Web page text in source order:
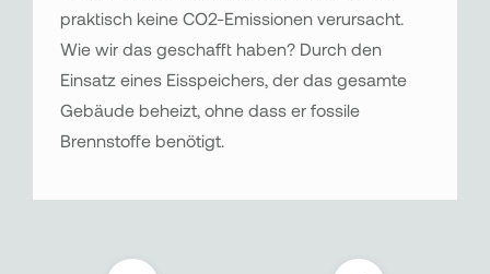
praktisch keine CO2-Emissionen verursacht.
Wie wir das geschafft haben? Durch den
Einsatz eines Eisspeichers, der das gesamte
Gebäude beheizt, ohne dass er fossile
Brennstoffe benötigt.